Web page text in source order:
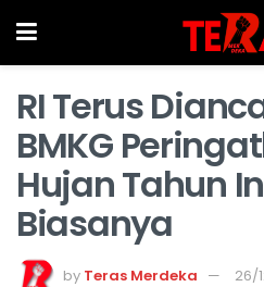
RI Terus
BMKG
Hujan Tahun
Biasanya
by Teras Merdeka 26/